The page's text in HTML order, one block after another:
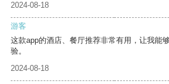
2024-08-18
游客
这款app的酒店、餐厅推荐非常有用，让我能
验。
2024-08-18